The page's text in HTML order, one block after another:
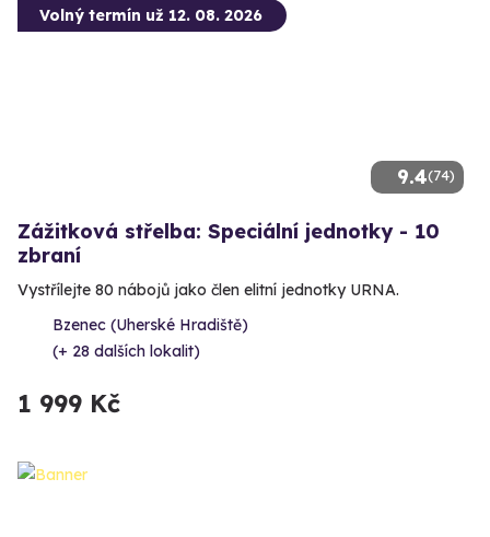
9.4(74)
Volný termín už 12. 08. 2026
Zážitková střelba: Speciální jednotky - 10
zbraní
Vystřílejte 80 nábojů jako člen elitní jednotky URNA.
Bzenec (Uherské Hradiště)
(+ 28 dalších lokalit)
1 999 Kč